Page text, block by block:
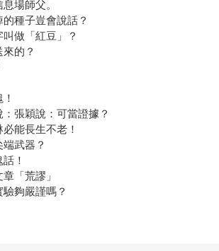
場師父。
種子豈會說話？
做「紅豆」？
的？
張穎說：可當證據？
能長生不老！
武器？
！
「荒謬」
夠嚴謹嗎？